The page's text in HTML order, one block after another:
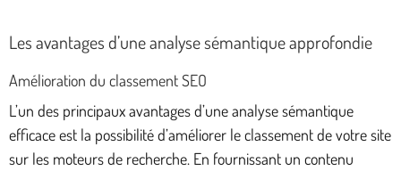
Les avantages d’une analyse sémantique approfondie
Amélioration du classement SEO
L’un des principaux avantages d’une analyse sémantique
efficace est la possibilité d’améliorer le classement de votre site
sur les moteurs de recherche. En fournissant un contenu